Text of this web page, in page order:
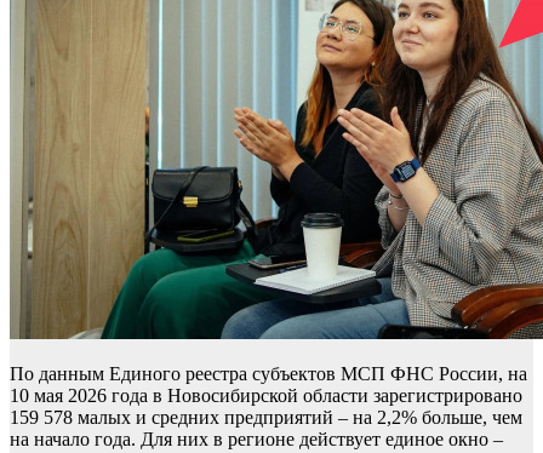
По данным Единого реестра субъектов МСП ФНС России, на
10 мая 2026 года в Новосибирской области зарегистрировано
159 578 малых и средних предприятий – на 2,2% больше, чем
на начало года. Для них в регионе действует единое окно –